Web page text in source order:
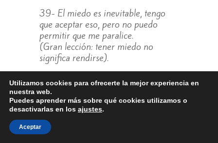
39- El miedo es inevitable, tengo
que aceptar eso, pero no puedo
permitir que me paralice.
(Gran lección: tener miedo no
significa rendirse).
40- Aunque las mujeres representan
dos tercios de la mano de obra
mundial, poseen menos del uno por
ciento de los activos del mundo.
(Un dato indignante que muestra la
desigualdad real).
Utilizamos cookies para ofrecerte la mejor experiencia en
nuestra web.
Puedes aprender más sobre qué cookies utilizamos o
desactivarlas en los ajustes.
Aceptar